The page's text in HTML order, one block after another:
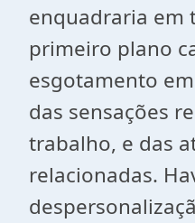
enquadraria em
primeiro plano
esgotamento
das sensações
trabalho, e das
relacionadas.